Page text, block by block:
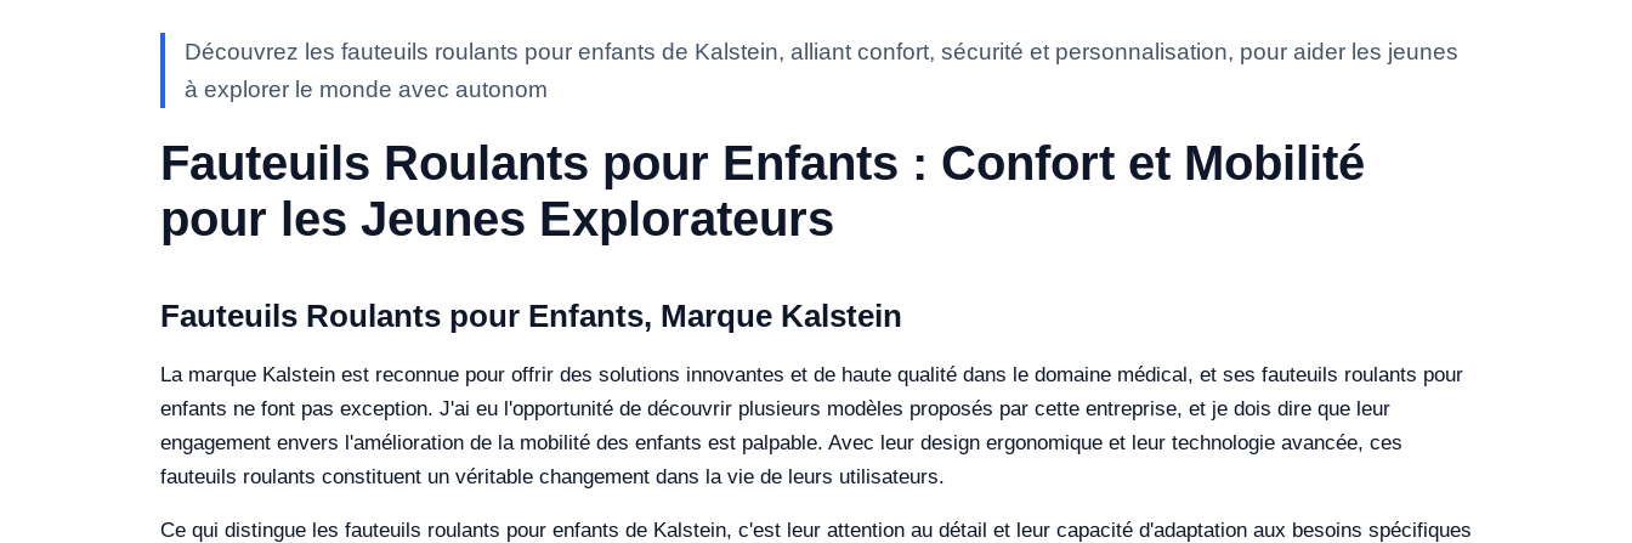
Découvrez les fauteuils roulants pour enfants de Kalstein, alliant confort, sécurité et personnalisation, pour aider les jeunes
à explorer le monde avec autonom
Fauteuils Roulants pour Enfants : Confort et Mobilité
pour les Jeunes Explorateurs
Fauteuils Roulants pour Enfants, Marque Kalstein
La marque Kalstein est reconnue pour offrir des solutions innovantes et de haute qualité dans le domaine médical, et ses fauteuils roulants pour
enfants ne font pas exception. J'ai eu l'opportunité de découvrir plusieurs modèles proposés par cette entreprise, et je dois dire que leur
engagement envers l'amélioration de la mobilité des enfants est palpable. Avec leur design ergonomique et leur technologie avancée, ces
fauteuils roulants constituent un véritable changement dans la vie de leurs utilisateurs.
Ce qui distingue les fauteuils roulants pour enfants de Kalstein, c'est leur attention au détail et leur capacité d'adaptation aux besoins spécifiques